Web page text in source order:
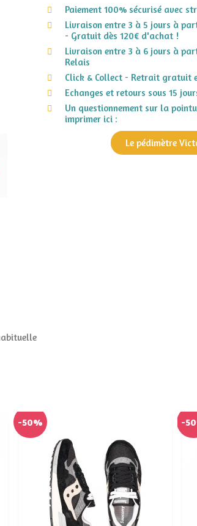
Paiement 100% sécurisé avec
Livraison entre 3 à 5 jours à
- Gratuit dès 120€ d'achat !
Livraison entre 3 à 6 jours à
Relais
Click & Collect - Retrait gratuit
Echanges et retours sous 15
Un questionnement sur la
imprimer ici :
Le pédimètre
-50% -